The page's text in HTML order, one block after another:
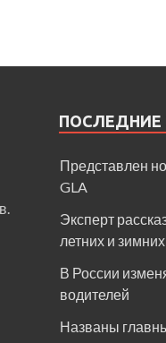
ПОСЛЕДНИЕ
Представлен
GLA
Эксперт
летних и
В России
водителей
Названы